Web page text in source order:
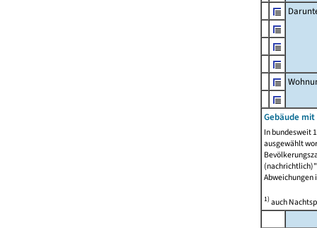
Gebäude
In bundesweit
ausgewählt
Abweichungen
1)auch